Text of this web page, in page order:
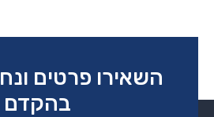
השאירו פרטים
בהקדם